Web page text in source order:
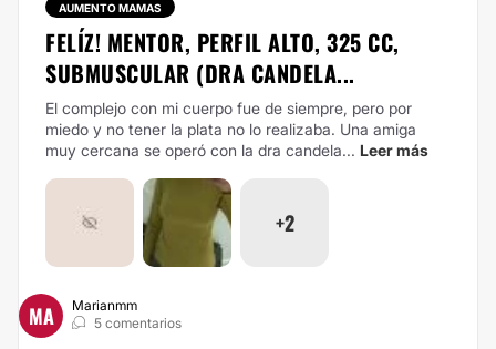
AUMENTO MAMAS
FELÍZ! MENTOR, PERFIL ALTO, 325 CC,
SUBMUSCULAR (DRA CANDELA...
El complejo con mi cuerpo fue de siempre, pero por
miedo y no tener la plata no lo realizaba. Una amiga
muy cercana se operó con la dra candela... Leer más
+2
MA
Marianmm
5 comentarios